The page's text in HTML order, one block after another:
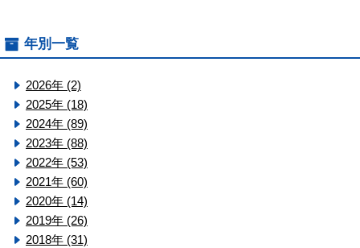
年別一覧
2026年 (2)
2025年 (18)
2024年 (89)
2023年 (88)
2022年 (53)
2021年 (60)
2020年 (14)
2019年 (26)
2018年 (31)